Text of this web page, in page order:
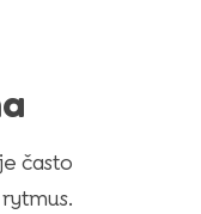
často